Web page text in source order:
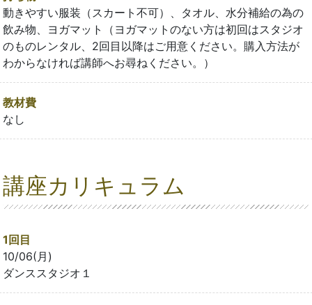
動きやすい服装（スカート不可）、タオル、水分補給の為の
飲み物、ヨガマット（ヨガマットのない方は初回はスタジオ
のものレンタル、2回目以降はご用意ください。購入方法が
わからなければ講師へお尋ねください。）
教材費
なし
講座カリキュラム
1回目
10/06(月)
ダンススタジオ１